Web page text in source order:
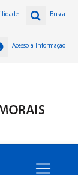
Busca
Acesso à Informação